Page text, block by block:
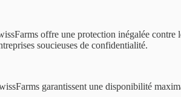
offre une protection inégalée
soucieuses de confidentialité.
garantissent une disponibilité